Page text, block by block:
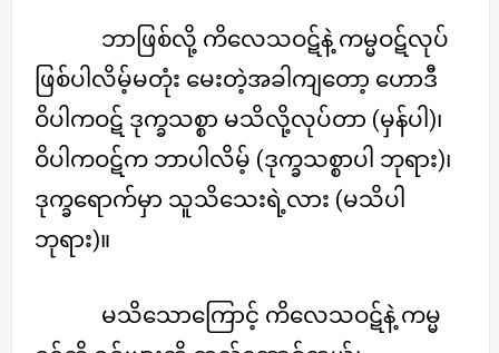
ဘာဖြစ်လို့ ကိလေသဝဋ်နဲ့ ကမ္မဝဋ်လုပ်
ဖြစ်ပါလိမ့်မတုံး မေးတဲ့အခါကျတော့ ဟောဒီ
ဝိပါကဝဋ် ဒုက္ခသစ္စာ မသိလို့လုပ်တာ (မှန်ပါ)၊
ဝိပါကဝဋ်က ဘာပါလိမ့် (ဒုက္ခသစ္စာပါ ဘုရား)၊
ဒုက္ခရောက်မှာ သူသိသေးရဲ့လား (မသိပါ
ဘုရား)။
မသိသောကြောင့် ကိလေသဝဋ်နဲ့ ကမ္မ